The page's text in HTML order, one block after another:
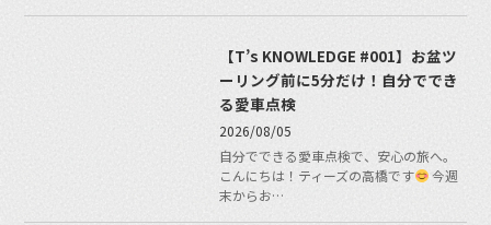
【T’s KNOWLEDGE #001】お盆ツ
ーリング前に5分だけ！自分ででき
る愛車点検
2026/08/05
自分でできる愛車点検で、安心の旅へ。
こんにちは！ティーズの高橋です
今週
末からお…